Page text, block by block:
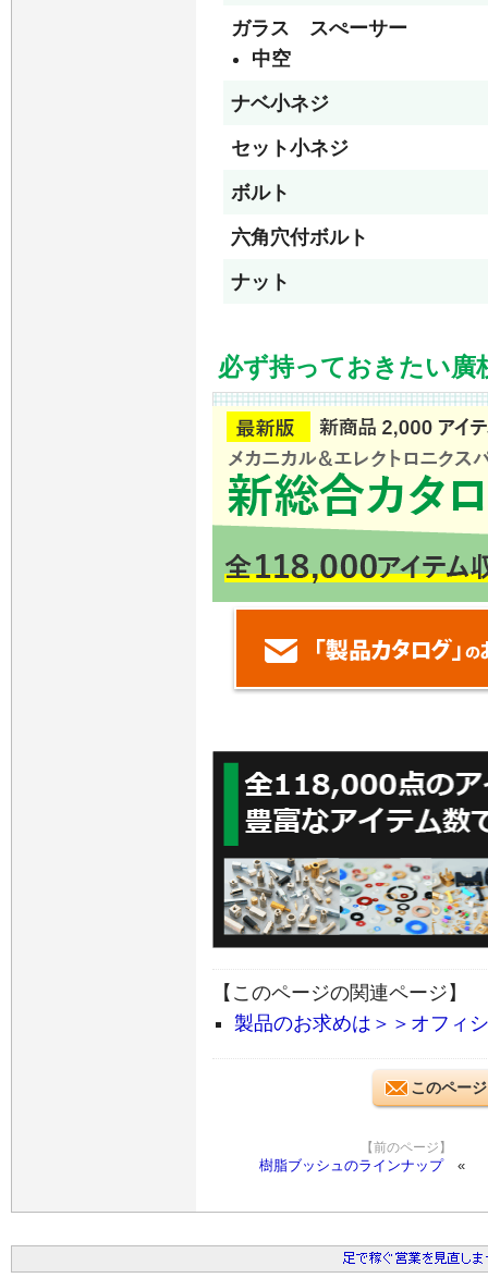
ガラス スぺーサー
中空
ナベ小ネジ
セット小ネジ
ボルト
六角穴付ボルト
ナット
必ず持っておきたい廣
【このページの関連ページ】
製品のお求めは＞＞オフィ
このペー
【前のページ】
樹脂ブッシュのラインナップ